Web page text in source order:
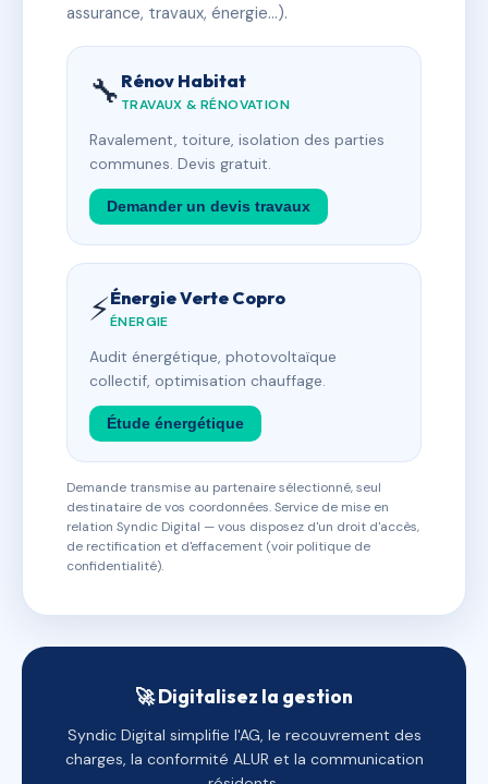
assurance, travaux, énergie…).
🔧 Rénov Habitat
TRAVAUX & RÉNOVATION
Ravalement, toiture, isolation des parties
communes. Devis gratuit.
Demander un devis travaux
⚡Énergie Verte Copro
ÉNERGIE
Audit énergétique, photovoltaïque
collectif, optimisation chauffage.
Étude énergétique
Demande transmise au partenaire sélectionné, seul
destinataire de vos coordonnées. Service de mise en
relation Syndic Digital — vous disposez d'un droit d'accès,
de rectification et d'effacement (voir politique de
confidentialité).
🚀 Digitalisez la gestion
Syndic Digital simplifie l'AG, le recouvrement des
charges, la conformité ALUR et la communication